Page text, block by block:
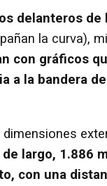
delanteros de
la curva),
con gráficos
a la bandera
largo, 1.886
con una